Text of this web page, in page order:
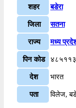
शहर बडेरा
जिला सतना
राज्य मध्य
पिन कोड ४८५११३
देश भारत
पता विलेज,